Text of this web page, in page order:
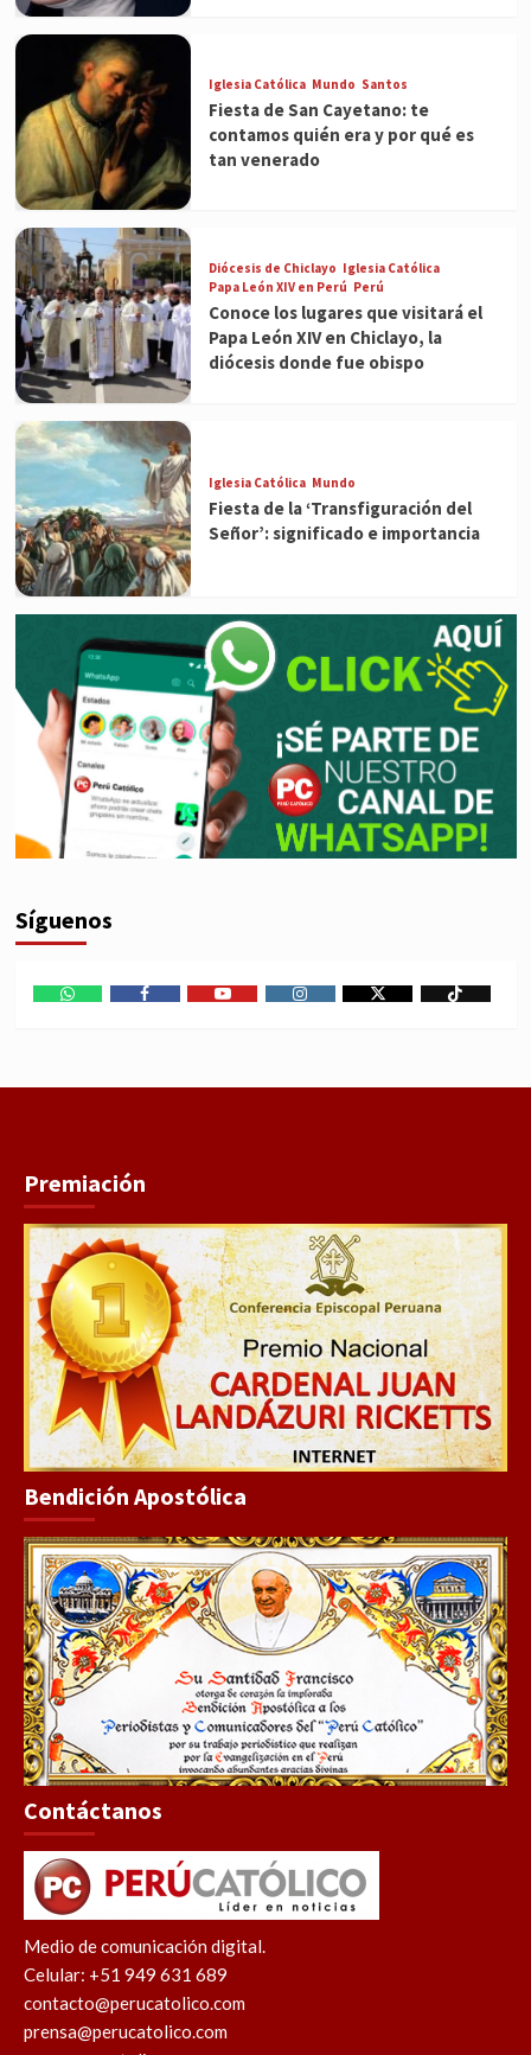
Iglesia Católica Mundo Santos
Fiesta de San Cayetano: te
contamos quién era y por qué es
tan venerado
Diócesis de Chiclayo Iglesia Católica
Papa León XIV en Perú Perú
Conoce los lugares que visitará el
Papa León XIV en Chiclayo, la
diócesis donde fue obispo
Iglesia Católica Mundo
Fiesta de la ‘Transfiguración del
Señor’: significado e importancia
Síguenos
Premiación
Bendición Apostólica
Contáctanos
Medio de comunicación digital.
Celular: +51 949 631 689
contacto@perucatolico.com
prensa@perucatolico.com